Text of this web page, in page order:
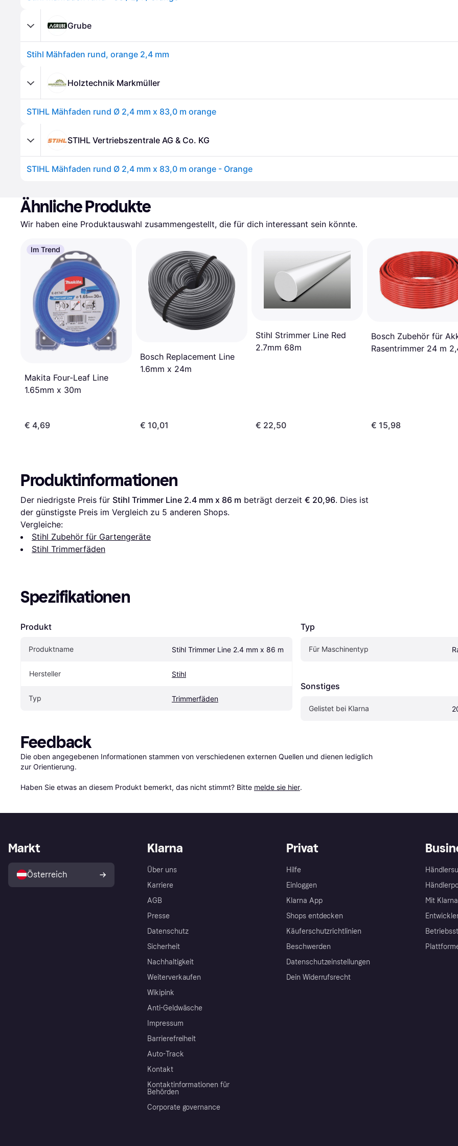
Grube
Stihl Mähfaden rund, orange 2,4 mm
Holztechnik Markmüller
STIHL Mähfaden rund Ø 2,4 mm x 83,0 m orange
STIHL Vertriebszentrale AG & Co. KG
STIHL Mähfaden rund Ø 2,4 mm x 83,0 m orange - Orange
Ähnliche Produkte
Wir haben eine Produktauswahl zusammengestellt, die für dich interessant sein könnte.
Im Trend
Makita Four-Leaf Line
1.65mm x 30m
€ 4,69
Bosch Replacement Line
1.6mm x 24m
€ 10,01
Stihl Strimmer Line Red
2.7mm 68m
€ 22,50
Bosch Zubehör für
Rasentrimmer 24 m
€ 15,98
Produktinformationen
Der niedrigste Preis für Stihl Trimmer Line 2.4 mm x 86 m beträgt derzeit € 20,96. Dies ist
der günstigste Preis im Vergleich zu 5 anderen Shops.
Vergleiche:
Stihl Zubehör für Gartengeräte
Stihl Trimmerfäden
Spezifikationen
Produkt
Produktname Stihl Trimmer Line 2.4 mm x 86 m
Hersteller Stihl
Typ Trimmerfäden
Typ
Für Maschinentyp
Sonstiges
Gelistet bei Klarna
Feedback
Die oben angegebenen Informationen stammen von verschiedenen externen Quellen und dienen lediglich
zur Orientierung.
Haben Sie etwas an diesem Produkt bemerkt, das nicht stimmt? Bitte melde sie hier.
Klarna
Über uns
Karriere
AGB
Presse
Datenschutz
Sicherheit
Nachhaltigkeit
Weiterverkaufen
Wikipink
Anti-Geldwäsche
Impressum
Barrierefreiheit
Auto-Track
Kontakt
Kontaktinformationen für
Behörden
Corporate governance
Privat
Hilfe
Einloggen
Klarna App
Shops entdecken
Käuferschutzrichtlinien
Beschwerden
Datenschutzeinstellungen
Dein Widerrufsrecht
Mit
Markt
Österreich